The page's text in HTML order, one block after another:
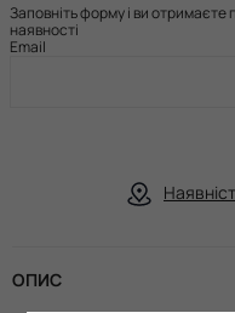
Заповніть форму і ви
наявності
Email
ОПИС